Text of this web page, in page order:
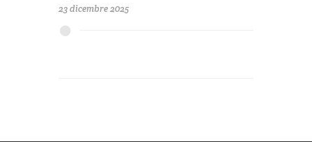
23 dicembre 2025